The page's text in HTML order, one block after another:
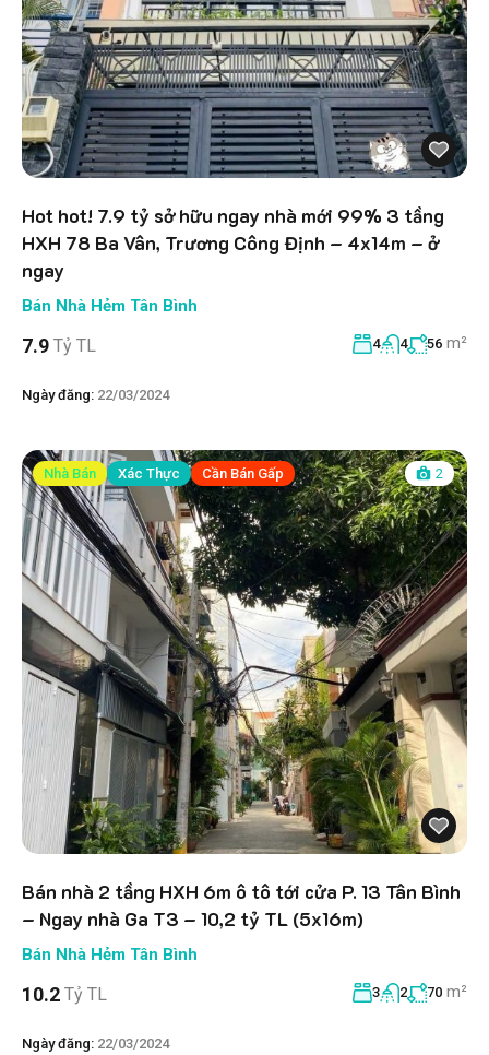
Hot hot! 7.9 tỷ sở hữu ngay nhà mới 99% 3 tầng
HXH 78 Ba Vân, Trương Công Định – 4x14m – ở
ngay
Bán Nhà Hẻm Tân Bình
7.9 Tỷ TL 4 4 56 m²
Ngày đăng: 22/03/2024
Nhà Bán Xác Thực Cần Bán Gấp 2
Bán nhà 2 tầng HXH 6m ô tô tới cửa P. 13 Tân Bình
– Ngay nhà Ga T3 – 10,2 tỷ TL (5x16m)
Bán Nhà Hẻm Tân Bình
10.2 Tỷ TL 3 2 70 m²
Ngày đăng: 22/03/2024